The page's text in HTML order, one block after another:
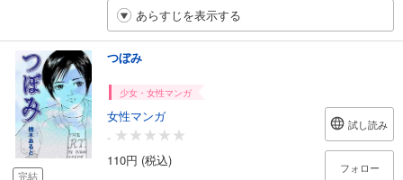
あらすじを表示する
完結
つぼみ
少女・女性マンガ
女性マンガ
-
110円 (税込)
試し読み
フォロー